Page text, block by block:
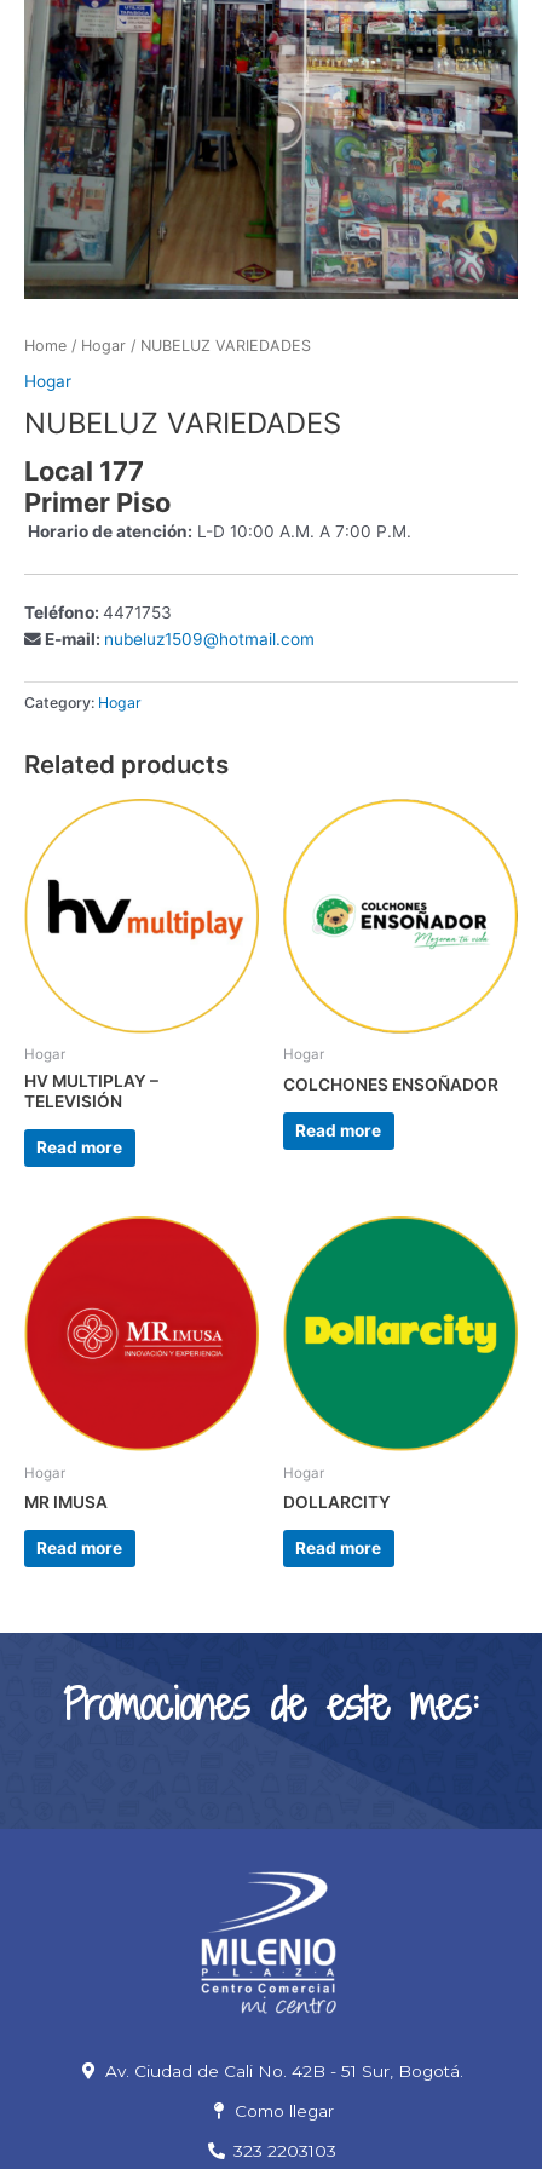
Home / Hogar / NUBELUZ VARIEDADES
Hogar
NUBELUZ VARIEDADES
Local 177
Primer Piso
Horario de atención: L-D 10:00 A.M. A 7:00 P.M.
Teléfono: 4471753
E-mail: nubeluz1509@hotmail.com
Category: Hogar
Related products
Hogar
HV MULTIPLAY –
TELEVISIÓN
Read more
Hogar
COLCHONES ENSOÑADOR
Read more
Hogar
MR IMUSA
Read more
Hogar
DOLLARCITY
Read more
Promociones de este mes:
Av. Ciudad de Cali No. 42B - 51 Sur, Bogotá.
Como llegar
323 2203103